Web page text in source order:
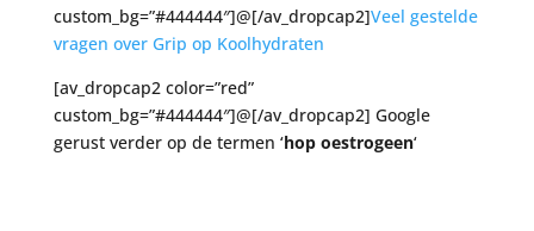
custom_bg=”#444444″]@[/av_dropcap2]Veel gestelde
vragen over Grip op Koolhydraten
[av_dropcap2 color=”red”
custom_bg=”#444444″]@[/av_dropcap2] Google
gerust verder op de termen ‘hop oestrogeen‘